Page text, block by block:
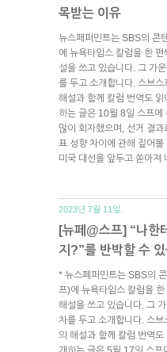
목받는 이유
뉴스페퍼민트는 SBS의 콘
에 뉴욕타임스 칼럼을 한
설을 쓰고 있습니다. 그 가
를 두고 소개합니다. 스브스
해설과 함께 칼럼 번역도
하는 글은 10월 8일 스프에
많이 회자했으며, 선거 결
표 성향 차이에 관해 짚어
미국 대선을 앞두고 쏟아져
2023년 7월 11일.
[뉴페@스프] “나한
지?”를 반박할 수
* 뉴스페퍼민트는 SBS의
프)에 뉴욕타임스 칼럼을
해설을 쓰고 있습니다. 그
차를 두고 소개합니다. 스
의 해설과 함께 칼럼 번역